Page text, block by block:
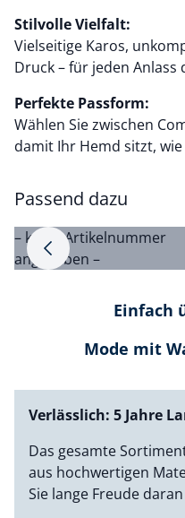
Stilvolle Vielfalt:
Vielseitige Karos,
Druck – für jeden Anlass
Perfekte Passform:
Wählen Sie zwischen
damit Ihr Hemd sitzt, wie
Passend dazu
– keine Artikelnummer
angegeben –
Pfeil nach rechts
Einfach
Mode mit
Verlässlich: 5 Jahre
Das gesamte
aus hochwertigen
Sie lange Freude